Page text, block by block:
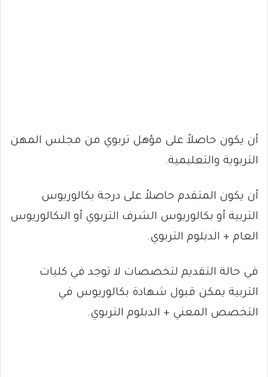
أن يكون حاصلاً على مؤهل تربوي من مجلس المهن
التربوية والتعليمية.
أن يكون المتقدم حاصلاً على درجة بكالوريوس
التربية أو بكالوريوس الشرف التربوي أو البكالوريوس
العام + الدبلوم التربوي.
في حالة التقديم لتخصصات لا توجد في كليات
التربية يمكن قبول شهادة بكالوريوس في
التخصص المعني + الدبلوم التربوي.